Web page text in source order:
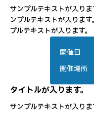
サンプルテキストが入り
ンプルテキストが入りま
プルテキストが入ります。
開催日
開催場所
タイトルが入ります。
サンプルテキストが入り